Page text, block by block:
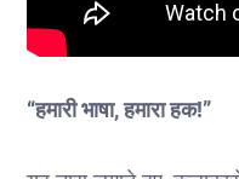
“हमारी भाषा, हमारा हक!”